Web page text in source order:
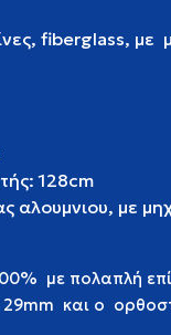
fiberglass, με
128cm
αλουμνιου, με
με πολαπλή
29mm και ο